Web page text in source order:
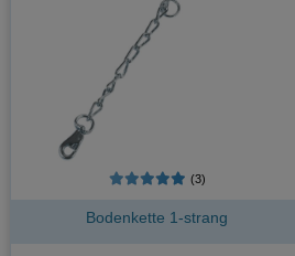
(3)
Bodenkette 1-strang